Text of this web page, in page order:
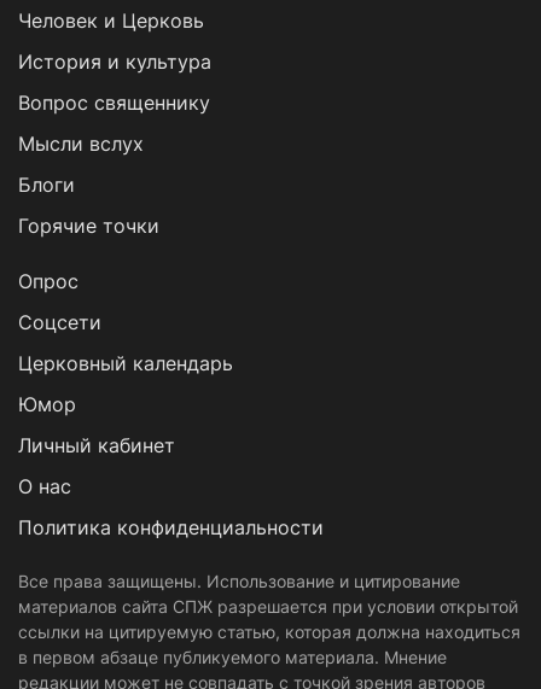
Человек и Церковь
История и культура
Вопрос священнику
Мысли вслух
Блоги
Горячие точки
Опрос
Cоцсети
Церковный календарь
Юмор
Личный кабинет
О нас
Политика конфиденциальности
Все права защищены. Использование и цитирование
материалов сайта СПЖ разрешается при условии открытой
ссылки на цитируемую статью, которая должна находиться
в первом абзаце публикуемого материала. Мнение
редакции может не совпадать с точкой зрения авторов